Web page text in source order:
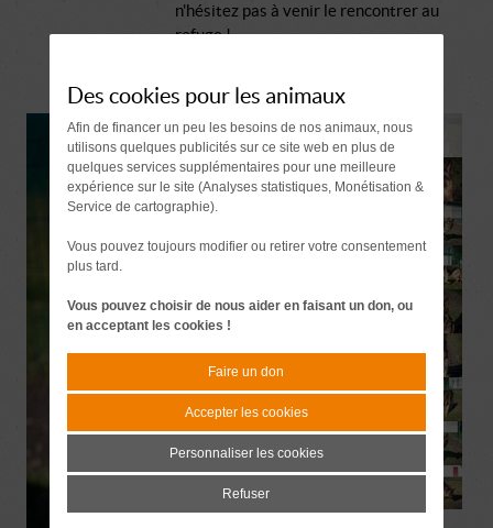
n'hésitez pas à venir le rencontrer au
refuge !
Des cookies pour les animaux
Afin de financer un peu les besoins de nos animaux, nous
utilisons quelques publicités sur ce site web en plus de
quelques services supplémentaires pour une meilleure
expérience sur le site (Analyses statistiques, Monétisation &
Service de cartographie).
Vous pouvez toujours modifier ou retirer votre consentement
plus tard.
Vous pouvez choisir de nous aider en faisant un don, ou
en acceptant les cookies !
Faire un don
Accepter les cookies
Personnaliser les cookies
Refuser